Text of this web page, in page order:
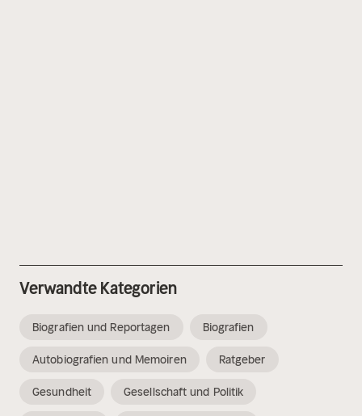
Verwandte Kategorien
Biografien und Reportagen Biografien
Autobiografien und Memoiren Ratgeber
Gesundheit Gesellschaft und Politik